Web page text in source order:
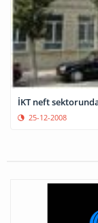
İKT neft
25-12-2008